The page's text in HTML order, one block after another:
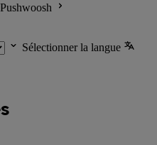
Sélectionner la langue